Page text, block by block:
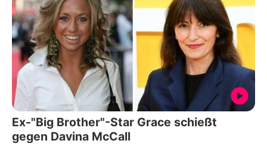
Ex-"Big Brother"-Star Grace schießt
gegen Davina McCall